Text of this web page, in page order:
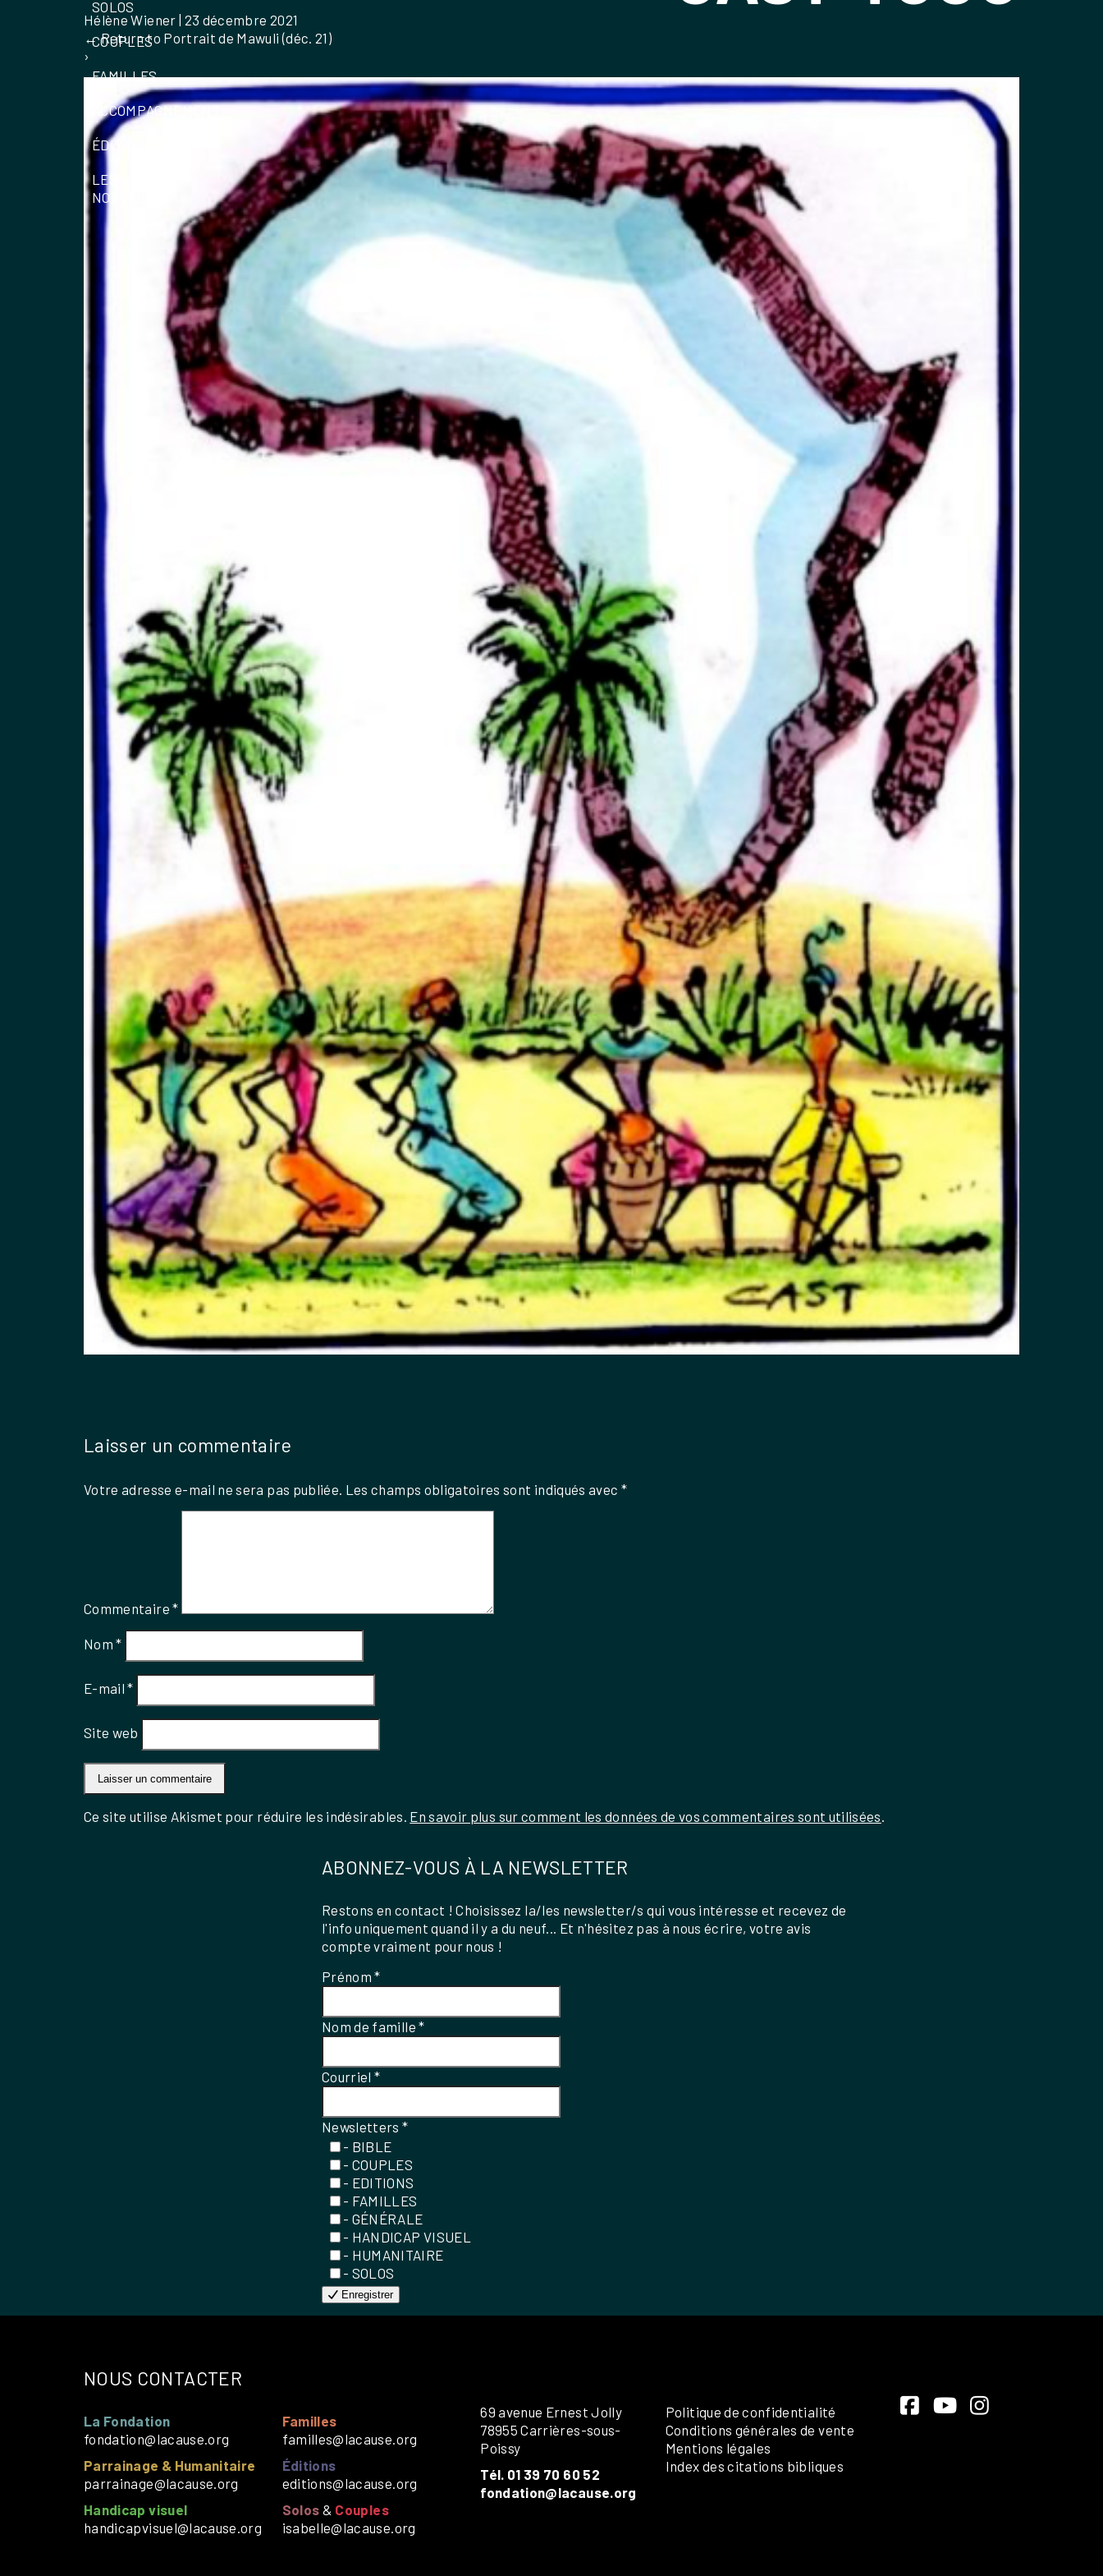
SOLOS
COUPLES
FAMILLES
ACCOMPAGNEMENT
ÉDITIONS
LES
NOUVELLES
Hélène Wiener 23 décembre 2021
←Return to Portrait de Mawuli (déc. 21)
›
Laisser un commentaire
Votre adresse e-mail ne sera pas publiée. Les champs obligatoires sont indiqués avec *
Commentaire*
Nom*
E-mail*
Site web
Ce site utilise Akismet pour réduire les indésirables. En savoir plus sur comment les données de vos commentaires sont utilisées
ABONNEZ-VOUS À LA NEWSLETTER
Restons en contact ! Choisissez la/les newsletter/s qui vous intéresse et recevez de
l'info uniquement quand il y a du neuf... Et n'hésitez pas à nous écrire, votre avis
compte vraiment pour nous !
Prénom*
Nom de famille*
Courriel*
Newsletters*
- BIBLE
- COUPLES
- EDITIONS
- FAMILLES
- GÉNÉRALE
- HANDICAP VISUEL
- HUMANITAIRE
- SOLOS
Enregistrer
NOUS CONTACTER
La Fondation
fondation@lacause.org
Parrainage & Humanitaire
parrainage@lacause.org
Handicap visuel
handicapvisuel@lacause.org
Familles
familles@lacause.org
Éditions
editions@lacause.org
Solos & Couples
isabelle@lacause.org
69 avenue Ernest Jolly
78955 Carrières-sous-
Poissy
Tél. 01 39 70 60 52
fondation@lacause.org
Politique de confidentialité
Conditions générales de vente
Mentions légales
Index des citations bibliques